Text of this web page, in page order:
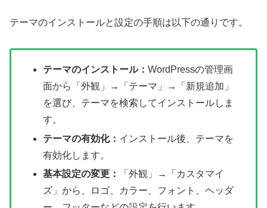
テーマのインストールと設定の手順は以下の通りです。
テーマのインストール：WordPressの管理画
面から「外観」→「テーマ」→「新規追加」
を選び、テーマを検索してインストールしま
す。
テーマの有効化： インストール後、テーマを
有効化します。
基本設定の変更：
「外観」→「カスタマイ
ズ」から、ロゴ、カラー、フォント、ヘッダ